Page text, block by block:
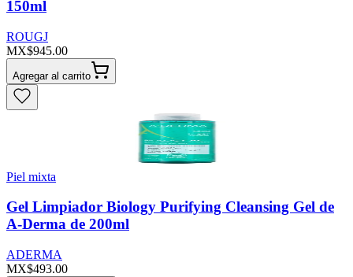
150ml
ROUGJ
MX$945.00
Agregar al carrito
Piel mixta
Gel Limpiador Biology Purifying Cleansing Gel de
A-Derma de 200ml
ADERMA
MX$493.00